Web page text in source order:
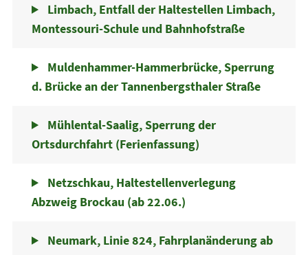
Limbach, Entfall der Haltestellen Limbach,
Montessouri-Schule und Bahnhofstraße
Muldenhammer-Hammerbrücke, Sperrung
d. Brücke an der Tannenbergsthaler Straße
Mühlental-Saalig, Sperrung der
Ortsdurchfahrt (Ferienfassung)
Netzschkau, Haltestellenverlegung
Abzweig Brockau (ab 22.06.)
Neumark, Linie 824, Fahrplanänderung ab